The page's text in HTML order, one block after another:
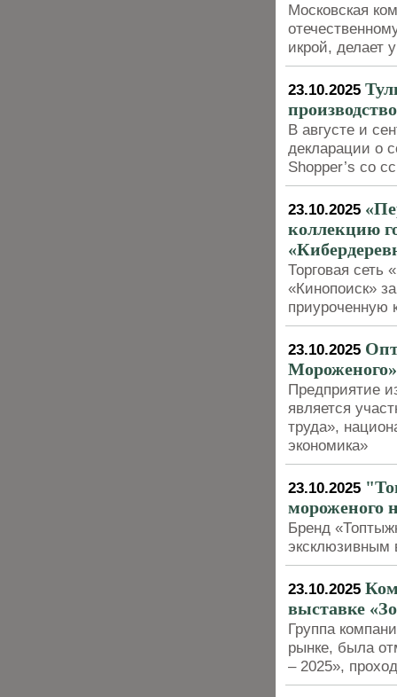
Московская
икрой, делает
23.10.2025
В августе и
декларации о
Shopper’s со
23.10.2025
коллекцию
Торговая сеть
«Кинопоиск»
приуроченную
23.10.2025
Предприятие
является
труда»,
экономика»
23.10.2025
мороженого
Бренд
23.10.2025
выставке
Группа
рынке, была
– 2025»,